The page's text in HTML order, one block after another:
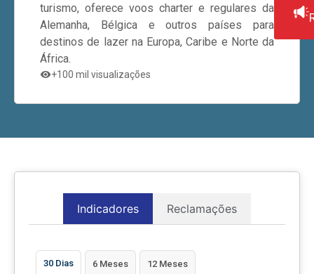
turismo, oferece voos charter e regulares da
Alemanha, Bélgica e outros países para
destinos de lazer na Europa, Caribe e Norte da
África.
+100 mil visualizações
Indicadores Reclamações
30 Dias 6 Meses 12 Meses